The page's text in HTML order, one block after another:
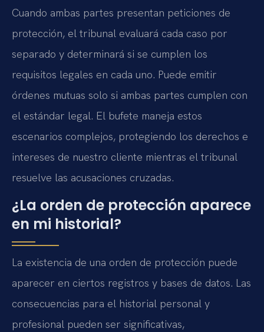
Cuando ambas partes presentan peticiones de
protección, el tribunal evaluará cada caso por
separado y determinará si se cumplen los
requisitos legales en cada uno. Puede emitir
órdenes mutuas solo si ambas partes cumplen con
el estándar legal. El bufete maneja estos
escenarios complejos, protegiendo los derechos e
intereses de nuestro cliente mientras el tribunal
resuelve las acusaciones cruzadas.
¿La orden de protección aparece
en mi historial?
La existencia de una orden de protección puede
aparecer en ciertos registros y bases de datos. Las
consecuencias para el historial personal y
profesional pueden ser significativas,